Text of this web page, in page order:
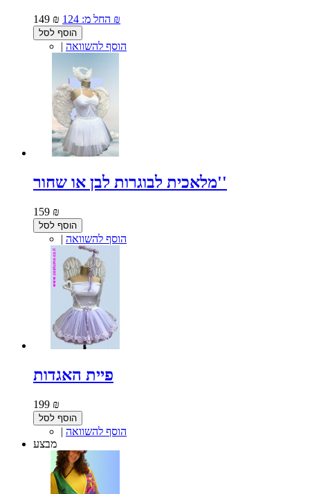
149 ₪ החל מ: 124 ₪
הוסף לסל
| הוסף להשוואה
מלאכית לבוגרות לבן או שחור''
159 ₪
הוסף לסל
| הוסף להשוואה
פיית האגדות
199 ₪
הוסף לסל
| הוסף להשוואה
מבצע